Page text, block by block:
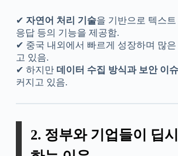
✔ 자연어 처리 기술을 기반으로 텍스
응답 등의 기능을 제공함.
✔ 중국 내외에서 빠르게 성장하며 많
고 있음.
✔ 하지만 데이터 수집 방식과 보안 이슈
커지고 있음.
2. 정부와 기업들이 딥